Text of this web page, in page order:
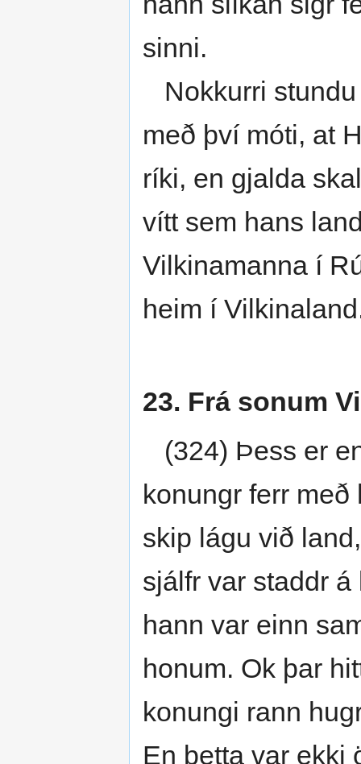
sinni.
Nokkurri
með því móti, at
ríki, en gjalda
vítt sem hans
Vilkinamanna í
heim í
23. Frá sonum
(324) Þess er
konungr ferr
skip lágu við
sjálfr var staddr
hann var einn
honum. Ok þar
konungi rann
En þetta var ekki